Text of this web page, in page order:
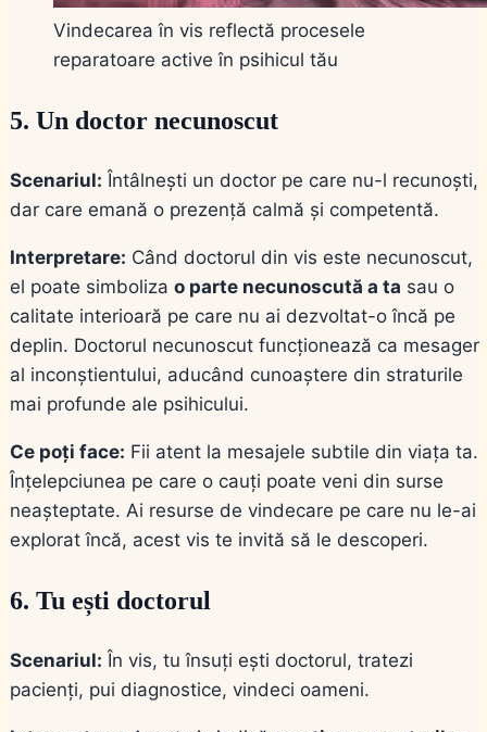
Vindecarea în vis reflectă procesele
reparatoare active în psihicul tău
5. Un doctor necunoscut
Scenariul: Întâlnești un doctor pe care nu-l recunoști,
dar care emană o prezență calmă și competentă.
Interpretare: Când doctorul din vis este necunoscut,
el poate simboliza o parte necunoscută a ta sau o
calitate interioară pe care nu ai dezvoltat-o încă pe
deplin. Doctorul necunoscut funcționează ca mesager
al inconștientului, aducând cunoaștere din straturile
mai profunde ale psihicului.
Ce poți face: Fii atent la mesajele subtile din viața ta.
Înțelepciunea pe care o cauți poate veni din surse
neașteptate. Ai resurse de vindecare pe care nu le-ai
explorat încă, acest vis te invită să le descoperi.
6. Tu ești doctorul
Scenariul: În vis, tu însuți ești doctorul, tratezi
pacienți, pui diagnostice, vindeci oameni.